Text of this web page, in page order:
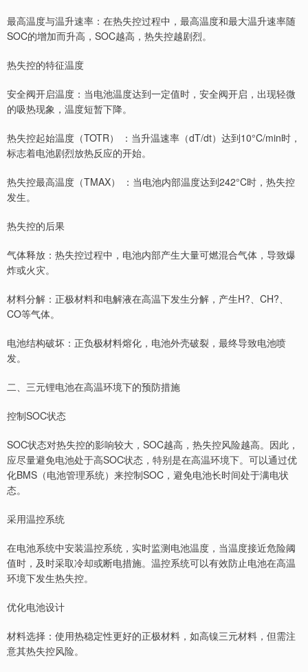
最高温度与温升速率：在热失控过程中，最高温度和最大温升速率随
SOC的增加而升高，SOC越高，热失控越剧烈。
热失控的特征温度
安全阀开启温度：当电池温度达到一定值时，安全阀开启，出现轻微
的吸热现象，温度短暂下降。
热失控起始温度（TOTR） ：当升温速率（dT/dt）达到10°C/min时，
标志着电池剧烈放热反应的开始。
热失控最高温度（TMAX） ：当电池内部温度达到242°C时，热失控
发生。
热失控的后果
气体释放：热失控过程中，电池内部产生大量可燃混合气体，导致爆
炸或火灾。
材料分解：正极材料和电解液在高温下发生分解，产生H?、CH?、
CO等气体。
电池结构破坏：正负极材料熔化，电池外壳破裂，最终导致电池喷
发。
二、三元锂电池在高温环境下的预防措施
控制SOC状态
SOC状态对热失控的影响较大，SOC越高，热失控风险越高。因此，
应尽量避免电池处于高SOC状态，特别是在高温环境下。可以通过优
化BMS（电池管理系统）来控制SOC，避免电池长时间处于满电状
态。
采用温控系统
在电池系统中安装温控系统，实时监测电池温度，当温度接近危险阈
值时，及时采取冷却或断电措施。温控系统可以有效防止电池在高温
环境下发生热失控。
优化电池设计
材料选择：使用热稳定性更好的正极材料，如高镍三元材料，但需注
意其热失控风险。